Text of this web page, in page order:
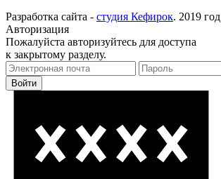
Разработка сайта - студия Кефирок. 2019 год
Авторизация
Пожалуйста авторизуйтесь для доступа
к закрытому разделу.